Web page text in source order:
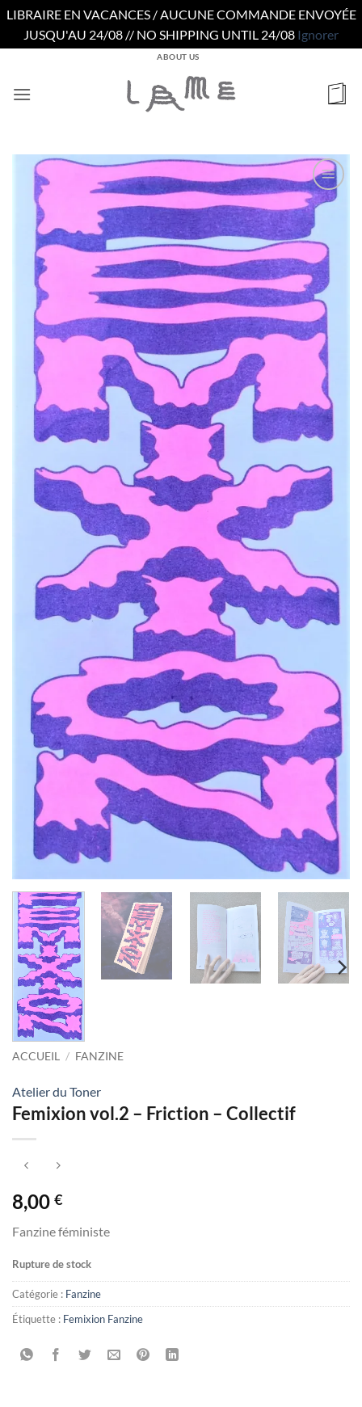
LIBRAIRE EN VACANCES / AUCUNE COMMANDE ENVOYÉE
JUSQU'AU 24/08 // NO SHIPPING UNTIL 24/08 Ignorer
contenu
ABOUT US
Ajouter
à la
wishlist
ACCUEIL / FANZINE
Atelier du Toner
Femixion vol.2 – Friction – Collectif
8,00 €
Fanzine féministe
Rupture de stock
Catégorie : Fanzine
Étiquette : Femixion Fanzine